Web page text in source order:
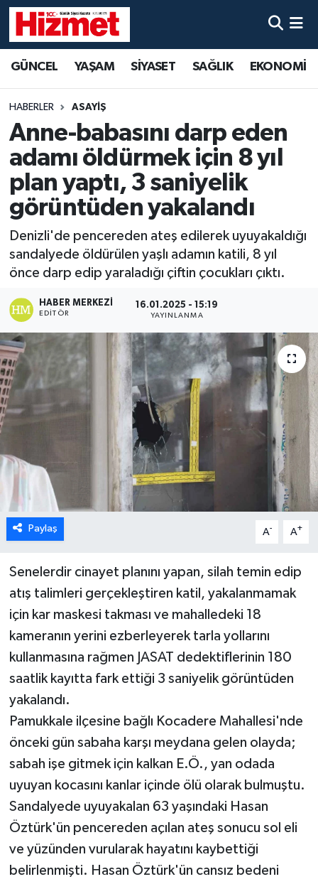
GÜNCEL YAŞAM SİYASET SAĞLIK EKONOMİ
HABERLER ASAYİŞ
Anne-babasını darp eden
adamı öldürmek için 8 yıl
plan yaptı, 3 saniyelik
görüntüden yakalandı
Denizli'de pencereden ateş edilerek uyuyakaldığı
sandalyede öldürülen yaşlı adamın katili, 8 yıl
önce darp edip yaraladığı çiftin çocukları çıktı.
HABER MERKEZI
EDITÖR
16.01.2025 - 15:19
YAYINLANMA
Paylaş A- A+
Senelerdir cinayet planını yapan, silah temin edip
atış talimleri gerçekleştiren katil, yakalanmamak
için kar maskesi takması ve mahalledeki 18
kameranın yerini ezberleyerek tarla yollarını
kullanmasına rağmen JASAT dedektiflerinin 180
saatlik kayıtta fark ettiği 3 saniyelik görüntüden
yakalandı.
Pamukkale ilçesine bağlı Kocadere Mahallesi'nde
önceki gün sabaha karşı meydana gelen olayda;
sabah işe gitmek için kalkan E.Ö., yan odada
uyuyan kocasını kanlar içinde ölü olarak bulmuştu.
Sandalyede uyuyakalan 63 yaşındaki Hasan
Öztürk'ün pencereden açılan ateş sonucu sol eli
ve yüzünden vurularak hayatını kaybettiği
belirlenmişti. Hasan Öztürk'ün cansız bedeni
YAŞAM
SİYASET
SAĞLIK
EKONOMİ
KÜLTÜR SANAT
SPOR
MAGAZİN
ÖZEL HABER
DTO
RESMİ REKLAM
Denizli Hava Durumu
Denizli Trafik Yoğunluk Haritası
Süper Lig Puan Durumu ve Fikstür
Tüm Manşetler
Son Dakika Haberleri
Haber Arşivi